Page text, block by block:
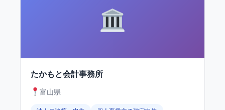
たかもと会計事務所
富山県